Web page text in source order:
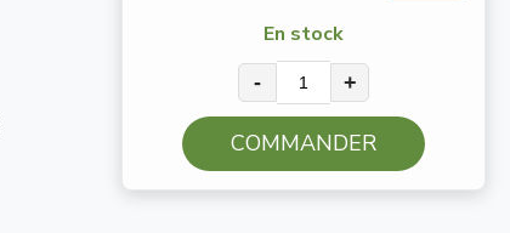
En stock
- +
COMMANDER